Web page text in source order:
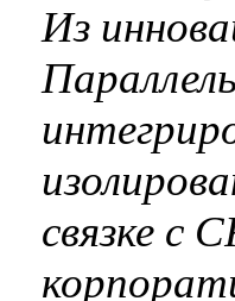
Из
связке с